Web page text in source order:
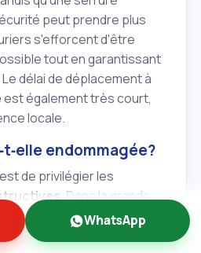
peut prendre plus
s'efforcent d'être
tout en garantissant
délai de déplacement à
est également très court,
locale.
endommagée?
de privilégier les
. Dans la grande
serrure ne subira aucun
destructive est
WhatsApp